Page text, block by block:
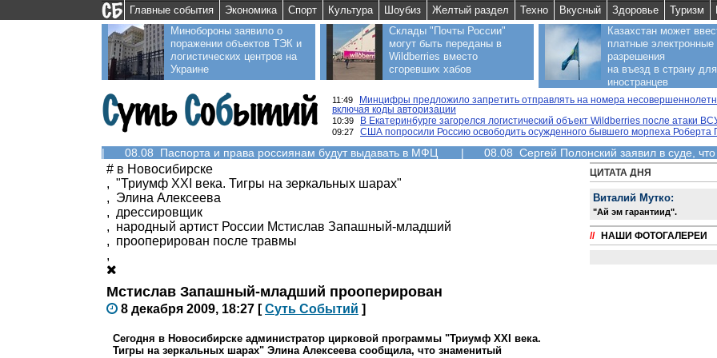
Главные события Экономика Спорт Культура Шоубиз Желтый раздел Техно Вкусный Здоровье Туризм
Минобороны заявило о
поражении объектов ТЭК и
логистических центров на
Украине
Склады "Почты России"
могут быть переданы в
Wildberries вместо
сгоревших хабов
Казахстан может
платные электронные
разрешения
на въезд в страну для
иностранцев
11:49
Минцифры предложило запретить отправлять на номера
включая коды авторизации
10:39
В Екатеринбурге загорелся логистический объект Wildberries после атаки
09:27
США попросили Россию освободить осужденного бывшего морпеха Роберта
| 08.08 Паспорта и права россиянам будут выдавать в МФЦ | 08.08 Сергей Полонский заявил в суде,
# в Новосибирске
, "Триумф XXI века. Тигры на зеркальных шарах"
, Элина Алексеева
, дрессировщик
, народный артист России Мстислав Запашный-младший
, прооперирован после травмы
,
Мстислав Запашный-младший прооперирован
8 декабря 2009, 18:27 [Суть Событий ]
Сегодня в Новосибирске администратор цирковой программы "Триумф XXI века.
Тигры на зеркальных шарах" Элина Алексеева сообщила, что знаменитый
ЦИТАТА ДНЯ
Виталий Мутко:
"Aй эм гарантиид".
// НАШИ ФОТОГАЛЕРЕИ